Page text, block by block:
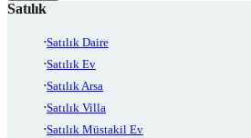
Satılık
Satılık Daire
Satılık Ev
Satılık Arsa
Satılık Villa
Satılık Müstakil Ev